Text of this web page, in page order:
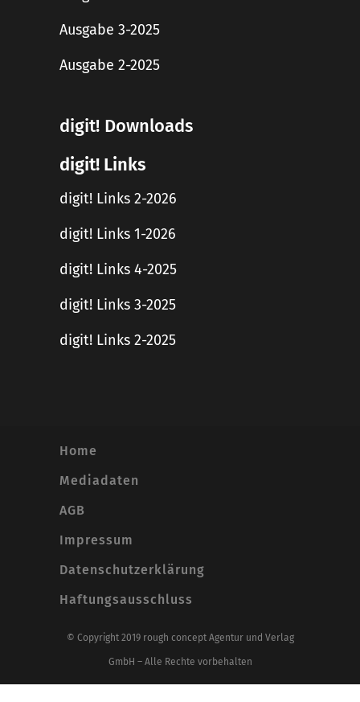
Ausgabe 3-2025
Ausgabe 2-2025
digit! Downloads
digit! Links
digit! Links 2-2026
digit! Links 1-2026
digit! Links 4-2025
digit! Links 3-2025
digit! Links 2-2025
Home
Mediadaten
AGB
Impressum
Datenschutzerklärung
Haftungsausschluss
© Copyright 2019 rough concept Agentur und Verlag
GmbH – Alle Rechte vorbehalten